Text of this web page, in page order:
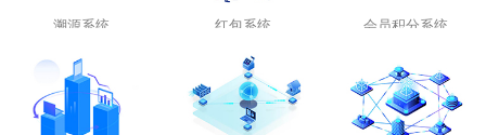
溯源系统 红包系统 会员积分系统